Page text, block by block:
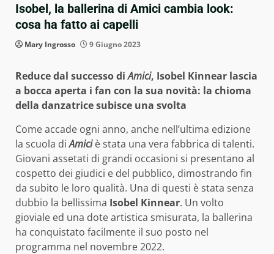
Isobel, la ballerina di Amici cambia look:
cosa ha fatto ai capelli
Mary Ingrosso 9 Giugno 2023
Reduce dal successo diAmici, Isobel Kinnear lascia
a bocca aperta i fan con la sua novità: la chioma
della danzatrice subisce una svolta
Come accade ogni anno, anche nell’ultima edizione
la scuola diAmici è stata una vera fabbrica di talenti.
Giovani assetati di grandi occasioni si presentano al
cospetto dei giudici e del pubblico, dimostrando fin
da subito le loro qualità. Una di questi è stata senza
dubbio la bellissima Isobel Kinnear. Un volto
gioviale ed una dote artistica smisurata, la ballerina
ha conquistato facilmente il suo posto nel
programma nel novembre 2022.